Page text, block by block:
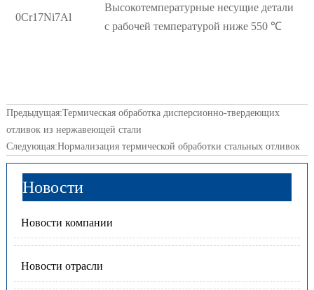
0Cr17Ni7Al
Высокотемпературные несущие детали
с рабочей температурой ниже 550 ℃
Предыдущая:Термическая обработка дисперсионно-твердеющих
отливок из нержавеющей стали
Следующая:Нормализация термической обработки стальных отливок
Новости
Новости компании
Новости отрасли